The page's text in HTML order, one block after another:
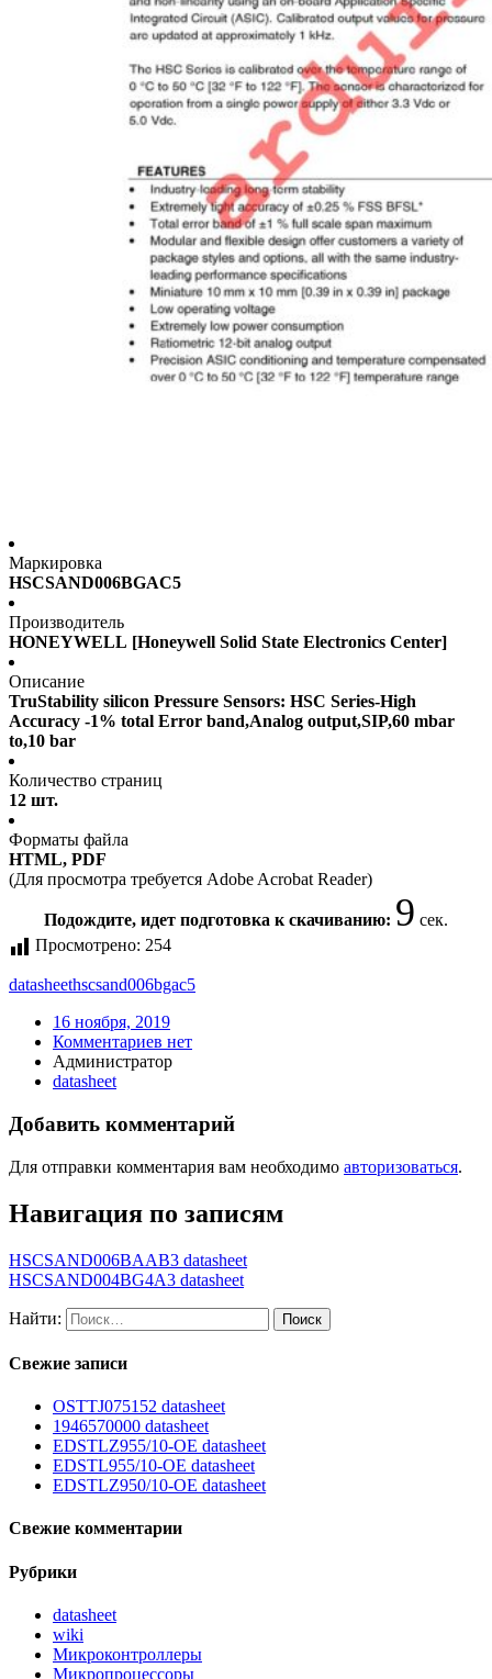
Маркировка
HSCSAND006BGAC5
Производитель
HONEYWELL [Honeywell Solid State Electronics Center]
Описание
TruStability silicon Pressure Sensors: HSC Series-High
Accuracy -1% total Error band,Analog output,SIP,60 mbar
to,10 bar
Количество страниц
12 шт.
Форматы файла
HTML, PDF
(Для просмотра требуется Adobe Acrobat Reader)
Подождите, идет подготовка к скачиванию: 9 сек.
Просмотрено: 254
datasheethscsand006bgac5
16 ноября, 2019
Комментариев нет
Администратор
datasheet
Добавить комментарий
Для отправки комментария вам необходимо авторизоваться.
Навигация по записям
HSCSAND006BAAB3 datasheet
HSCSAND004BG4A3 datasheet
Найти:
Свежие записи
OSTTJ075152 datasheet
1946570000 datasheet
EDSTLZ955/10-OE datasheet
EDSTL955/10-OE datasheet
EDSTLZ950/10-OE datasheet
Свежие комментарии
Рубрики
datasheet
wiki
Микроконтроллеры
Микропроцессоры